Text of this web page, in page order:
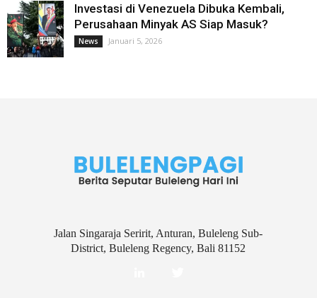
Investasi di Venezuela Dibuka Kembali,
Perusahaan Minyak AS Siap Masuk?
News Januari 5, 2026
Jalan Singaraja Seririt, Anturan, Buleleng Sub-
District, Buleleng Regency, Bali 81152